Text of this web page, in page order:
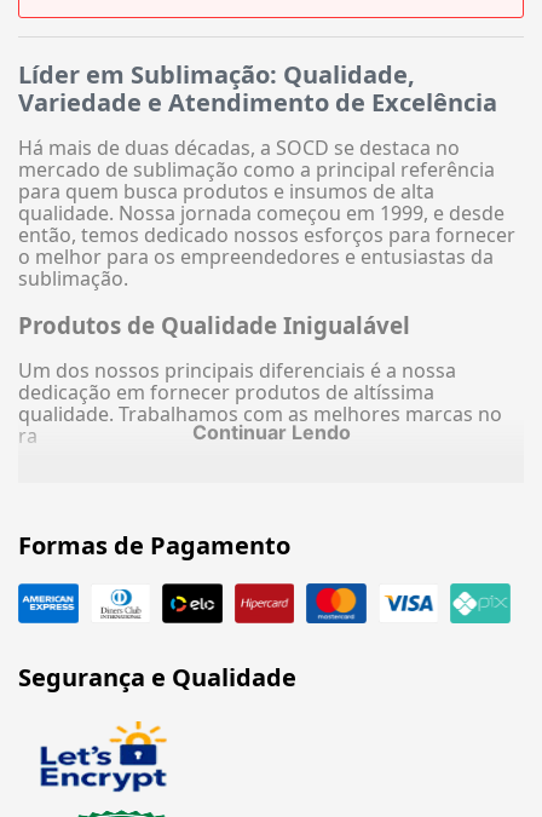
Líder em Sublimação: Qualidade,
Variedade e Atendimento de Excelência
Há mais de duas décadas, a SOCD se destaca no
mercado de sublimação como a principal referência
para quem busca produtos e insumos de alta
qualidade. Nossa jornada começou em 1999, e desde
então, temos dedicado nossos esforços para fornecer
o melhor para os empreendedores e entusiastas da
sublimação.
Produtos de Qualidade Inigualável
Um dos nossos principais diferenciais é a nossa
dedicação em fornecer produtos de altíssima
qualidade. Trabalhamos com as melhores marcas no
ra
Continuar Lendo
Formas de Pagamento
Segurança e Qualidade